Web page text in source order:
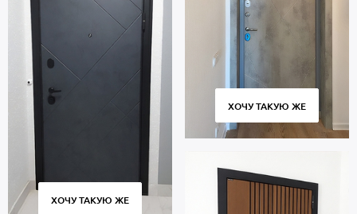
ХОЧУ ТАКУЮ ЖЕ
ХОЧУ ТАКУЮ ЖЕ